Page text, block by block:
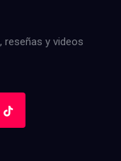
reseñas y videos